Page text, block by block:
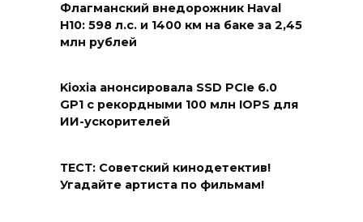
Флагманский внедорожник Haval
H10: 598 л.с. и 1400 км на баке за 2,45
млн рублей
Kioxia анонсировала SSD PCIe 6.0
GP1 с рекордными 100 млн IOPS для
ИИ-ускорителей
ТЕСТ: Советский кинодетектив!
Угадайте артиста по фильмам!